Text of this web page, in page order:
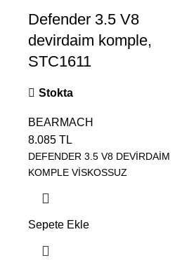
Defender 3.5 V8
devirdaim komple,
STC1611
Stokta
BEARMACH
8.085 TL
DEFENDER 3.5 V8 DEVİRDAİM
KOMPLE VİSKOSSUZ
Sepete Ekle